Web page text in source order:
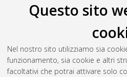
Questo sito
Nel nostro sito utilizziamo sia
funzionamento, sia cookie e altri
facoltativi che potrai attivare solo